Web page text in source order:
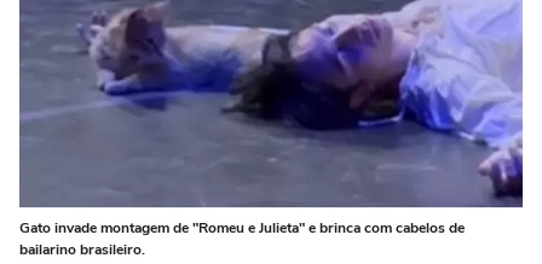
Gato invade montagem de "Romeu e Julieta" e brinca com cabelos de
bailarino brasileiro.